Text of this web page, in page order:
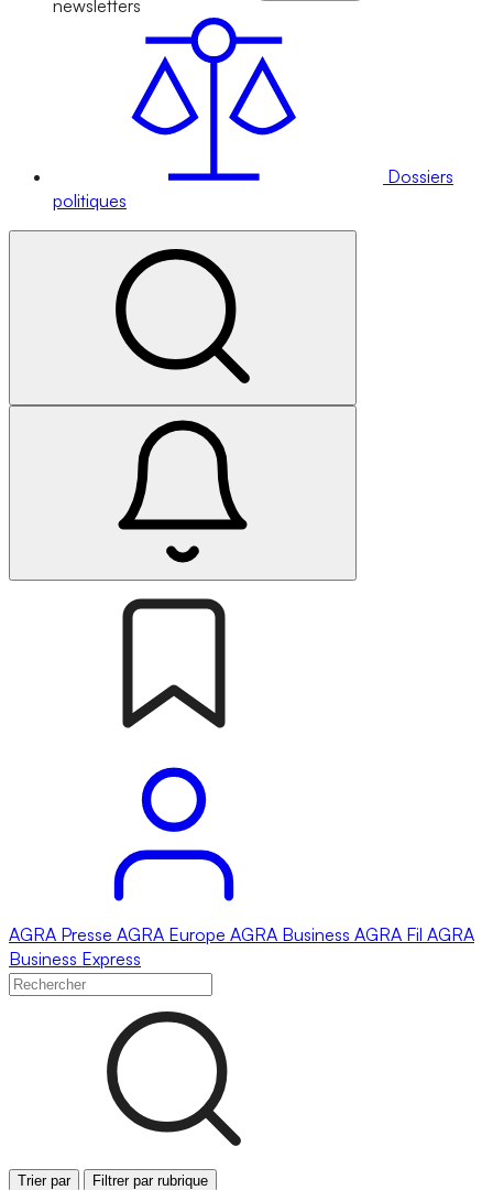
newsletters
Dossiers
politiques
AGRA Presse AGRA Europe AGRA Business AGRA Fil AGRA
Business Express
Trier par Filtrer par rubrique